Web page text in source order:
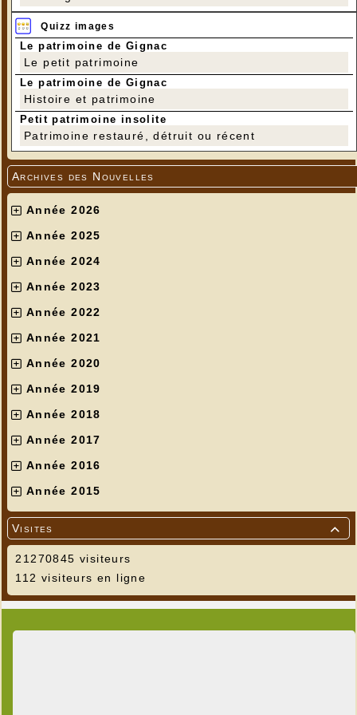
Quizz images
Le patrimoine de Gignac
Le petit patrimoine
Le patrimoine de Gignac
Histoire et patrimoine
Petit patrimoine insolite
Patrimoine restauré, détruit ou récent
Archives des Nouvelles
Année 2026
Année 2025
Année 2024
Année 2023
Année 2022
Année 2021
Année 2020
Année 2019
Année 2018
Année 2017
Année 2016
Année 2015

Visites
21270845 visiteurs
112 visiteurs en ligne